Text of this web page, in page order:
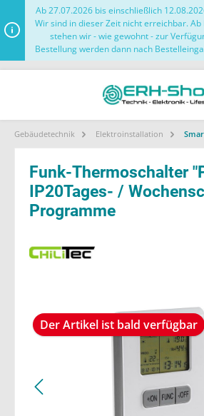
Ab 27.07.2026 bis einschließlich
Wir sind in dieser Zeit nicht erreichbar.
stehen wir - wie gewohnt - zur
Bestellung werden dann nach
Gebäudetechnik Elektroinstallation
Funk-Thermoschalter
IP20Tages- /
Programme
Der Artikel ist bald verfügbar